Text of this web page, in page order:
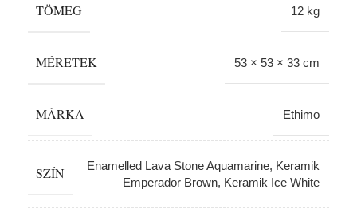
TÖMEG 12 kg
MÉRETEK 53 × 53 × 33 cm
MÁRKA Ethimo
SZÍN Enamelled Lava Stone Aquamarine, Keramik
Emperador Brown, Keramik Ice White